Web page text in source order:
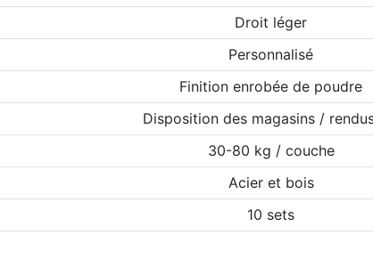
Droit léger
Personnalisé
Finition enrobée de poudre
Disposition des magasins /
30-80 kg / couche
Acier et bois
10 sets